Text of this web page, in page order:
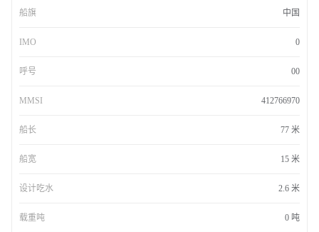
船旗 中国
IMO 0
呼号 00
MMSI 412766970
船长 77 米
船宽 15 米
设计吃水 2.6 米
载重吨 0 吨